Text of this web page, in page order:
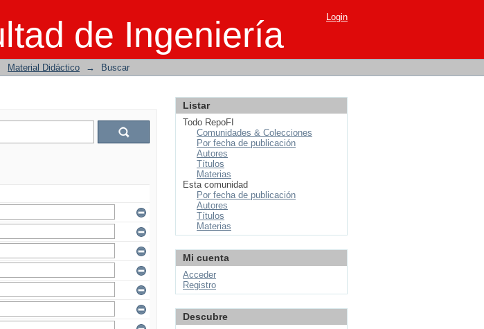
de Ingeniería Login
Material Didáctico → Buscar
Listar
Todo RepoFI
Comunidades & Colecciones
Por fecha de publicación
Autores
Títulos
Materias
Esta comunidad
Por fecha de publicación
Autores
Títulos
Materias
Mi cuenta
Acceder
Registro
Descubre